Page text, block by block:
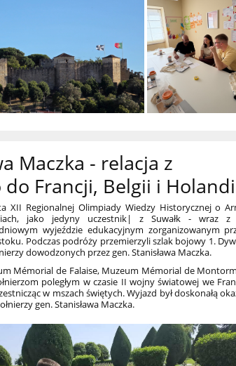
Maczka - relacja z
Francji, Belgii i
XII Regionalnej Olimpiady Wiedzy Historycznej o
jako jedyny uczestnik| z Suwałk - wraz z
wyjeździe edukacyjnym zorganizowanym
Podczas podróży przemierzyli szlak bojowy 1.
dowodzonych przez gen. Stanisława Maczka.
Mémorial de Falaise, Muzeum Mémorial de
poległym w czasie II wojny światowej we
w mszach świętych. Wyjazd był doskonałą
gen. Stanisława Maczka.